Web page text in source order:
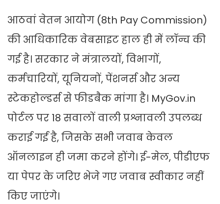
आठवां वेतन आयोग (8th Pay Commission)
की आधिकारिक वेबसाइट हाल ही में लॉन्च की
गई है। सरकार ने मंत्रालयों, विभागों,
कर्मचारियों, यूनियनों, पेंशनर्स और अन्य
स्टेकहोल्डर्स से फीडबैक मांगा है। MyGov.in
पोर्टल पर 18 सवालों वाली प्रश्नावली उपलब्ध
कराई गई है, जिसके सभी जवाब केवल
ऑनलाइन ही जमा करने होंगे। ई-मेल, पीडीएफ
या पेपर के जरिए भेजे गए जवाब स्वीकार नहीं
किए जाएंगे।